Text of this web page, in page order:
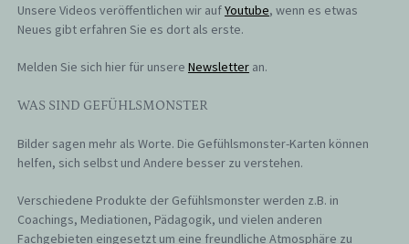
Unsere Videos veröffentlichen wir aufYoutube, wenn es etwas
Neues gibt erfahren Sie es dort als erste.
Melden Sie sich hier für unsere Newsletteran.
WAS SIND GEFÜHLSMONSTER
Bilder sagen mehr als Worte. Die Gefühlsmonster-Karten können
helfen, sich selbst und Andere besser zu verstehen.
Verschiedene Produkte der Gefühlsmonster werden z.B. in
Coachings, Mediationen, Pädagogik, und vielen anderen
Fachgebieten eingesetzt um eine freundliche Atmosphäre zu